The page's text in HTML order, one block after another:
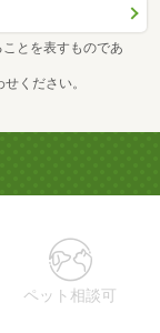
とを表すものであ
ください。
ペット相談可